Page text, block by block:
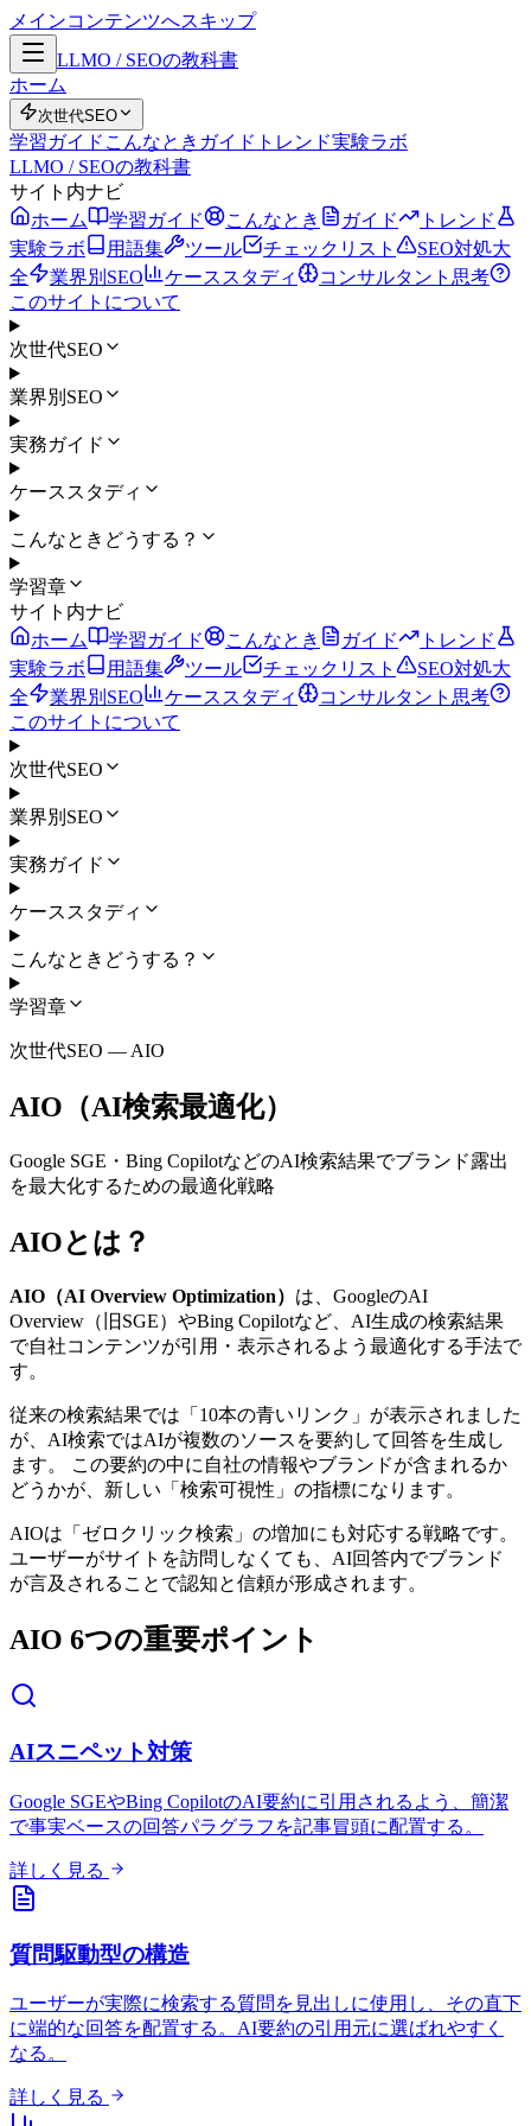
メインコンテンツへスキップ
LLMO / SEOの教科書
ホーム
次世代SEO
学習ガイド こんなとき ガイド トレンド実験ラボ
LLMO / SEOの教科書
サイト内ナビ
ホーム
学習ガイド こんなとき ガイド
トレンド
実験ラボ
用語集 ツール チェックリスト
SEO対処大
全
業界別SEO ケーススタディ
コンサルタント思考
このサイトについて
次世代SEO
業界別SEO
実務ガイド
ケーススタディ
こんなときどうする？
学習章
サイト内ナビ
ホーム
学習ガイド こんなとき ガイド
トレンド
実験ラボ
用語集 ツール チェックリスト
SEO対処大
全
業界別SEO ケーススタディ
コンサルタント思考
このサイトについて
次世代SEO
業界別SEO
実務ガイド
ケーススタディ
こんなときどうする？
学習章
次世代SEO ― AIO
AIO（AI検索最適化）
Google SGE・Bing CopilotなどのAI検索結果でブランド露出
を最大化するための最適化戦略
AIOとは？
AIO（AI Overview Optimization） は、GoogleのAI
Overview（旧SGE）やBing Copilotなど、AI生成の検索結果
で自社コンテンツが引用・表示されるよう最適化する手法で
す。
従来の検索結果では「10本の青いリンク」が表示されました
が、AI検索ではAIが複数のソースを要約して回答を生成し
ます。 この要約の中に自社の情報やブランドが含まれるか
どうかが、新しい「検索可視性」の指標になります。
AIOは「ゼロクリック検索」の増加にも対応する戦略です。
ユーザーがサイトを訪問しなくても、AI回答内でブランド
が言及されることで認知と信頼が形成されます。
AIO 6つの重要ポイント
AIスニペット対策
Google SGEやBing CopilotのAI要約に引用されるよう、簡潔
で事実ベースの回答パラグラフを記事冒頭に配置する。
詳しく見る
質問駆動型の構造
ユーザーが実際に検索する質問を見出しに使用し、その直下
に端的な回答を配置する。AI要約の引用元に選ばれやすく
なる。
詳しく見る